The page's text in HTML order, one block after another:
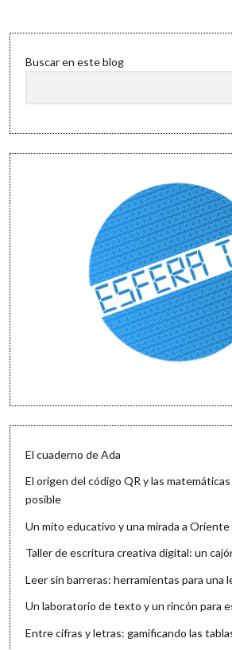
Sidebar
Buscar en este blog
El cuaderno de Ada
El origen del código QR y las
posible
Un mito educativo y una mirada a Oriente
Taller de escritura creativa digital: un
Leer sin barreras: herramientas para una
Un laboratorio de texto y un rincón para
Entre cifras y letras: gamificando las